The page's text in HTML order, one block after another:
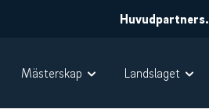
Huvudpartners.
Mästerskap Landslaget